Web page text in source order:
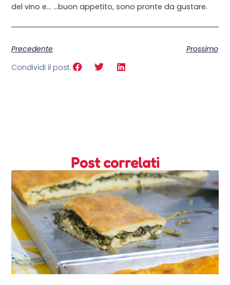
del vino e… …buon appetito, sono pronte da gustare.
Precedente
Prossimo
Condividi il post:
Post correlati